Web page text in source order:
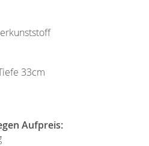
33cm
Aufpreis: